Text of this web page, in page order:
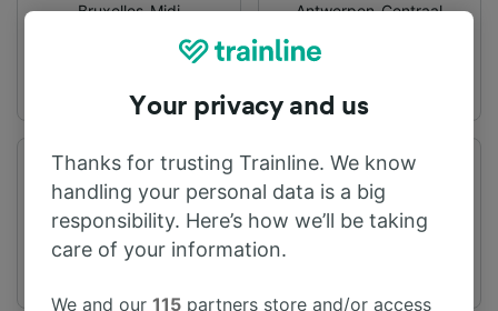
Bruxelles-Midi
Antwerpen-Centraal
旅程时间
从34m
距离
43 km
Your privacy and us
Thanks for trusting Trainline. We know
handling your personal data is a big
responsibility. Here’s how we’ll be taking
care of your information.
We and our115 partners store and/or access